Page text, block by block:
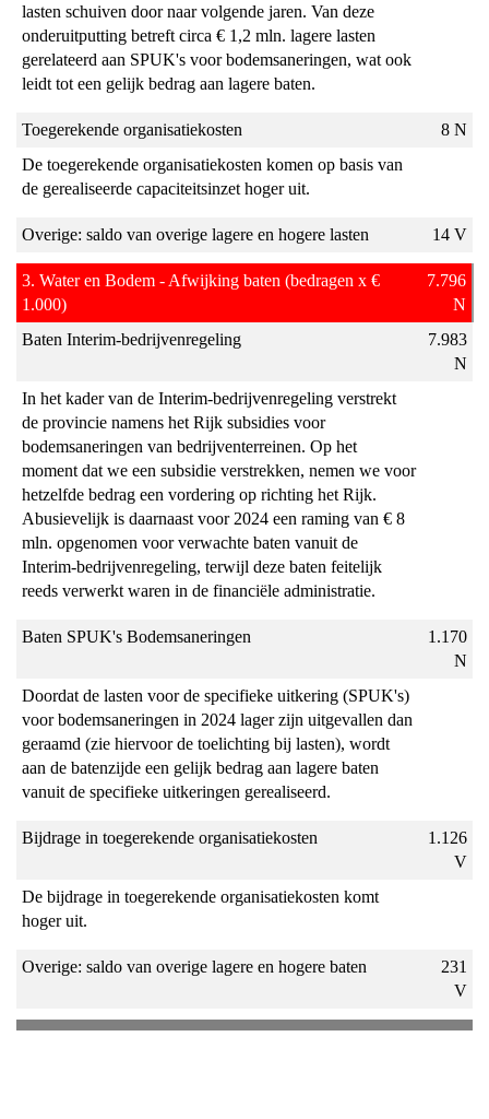
lasten schuiven door naar volgende jaren. Van deze
onderuitputting betreft circa € 1,2 mln. lagere lasten
gerelateerd aan SPUK's voor bodemsaneringen, wat ook
leidt tot een gelijk bedrag aan lagere baten.
Toegerekende organisatiekosten
8 N
De toegerekende organisatiekosten komen op basis van
de gerealiseerde capaciteitsinzet hoger uit.
Overige: saldo van overige lagere en hogere lasten 14 V
3. Water en Bodem - Afwijking baten (bedragen x €
1.000)
7.796
N
Baten Interim-bedrijvenregeling
7.983
N
In het kader van de Interim-bedrijvenregeling verstrekt
de provincie namens het Rijk subsidies voor
bodemsaneringen van bedrijventerreinen. Op het
moment dat we een subsidie verstrekken, nemen we voor
hetzelfde bedrag een vordering op richting het Rijk.
Abusievelijk is daarnaast voor 2024 een raming van € 8
mln. opgenomen voor verwachte baten vanuit de
Interim-bedrijvenregeling, terwijl deze baten feitelijk
reeds verwerkt waren in de financiële administratie.
Baten SPUK's Bodemsaneringen
1.170
N
Doordat de lasten voor de specifieke uitkering (SPUK's)
voor bodemsaneringen in 2024 lager zijn uitgevallen dan
geraamd (zie hiervoor de toelichting bij lasten), wordt
aan de batenzijde een gelijk bedrag aan lagere baten
vanuit de specifieke uitkeringen gerealiseerd.
Bijdrage in toegerekende organisatiekosten
1.126
V
De bijdrage in toegerekende organisatiekosten komt
hoger uit.
Overige: saldo van overige lagere en hogere baten
231
V